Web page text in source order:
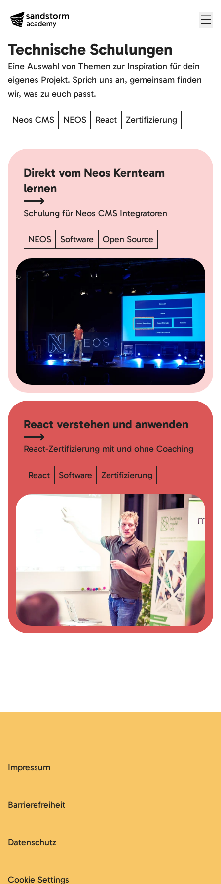
Technische Schulungen
Eine Auswahl von Themen zur Inspiration für dein
eigenes Projekt. Sprich uns an, gemeinsam finden
wir, was zu euch passt.
Neos CMS NEOS React Zertifizierung
Direkt vom Neos Kernteam
lernen
Schulung für Neos CMS Integratoren
NEOS Software Open Source
React verstehen und anwenden
React-Zertifizierung mit und ohne Coaching
React Software Zertifizierung
Impressum
Barrierefreiheit
Datenschutz
Cookie Settings